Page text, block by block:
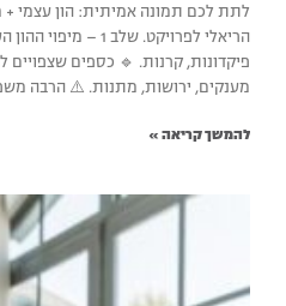
לתת לכם תמונה אמיתית: הון עצמי
הריאלי לפרויקט. שלב
פיקדונות, קרנות. 🔹 כספים
מענקים, ירושות, מתנות. ⚠️ הרבה
להמשך קריאה »